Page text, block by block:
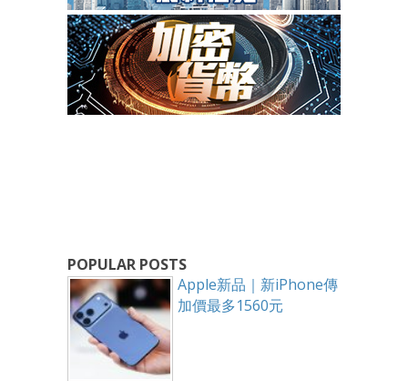
POPULAR POSTS
Apple新品｜新iPhone傳
加價最多1560元